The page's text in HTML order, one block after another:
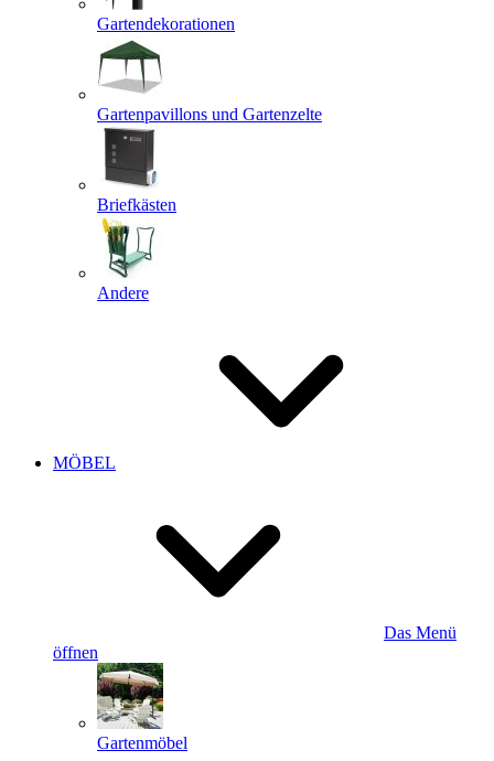
Gartendekorationen
Gartenpavillons und Gartenzelte
Briefkästen
Andere
MÖBEL
Das Menü
öffnen
Gartenmöbel